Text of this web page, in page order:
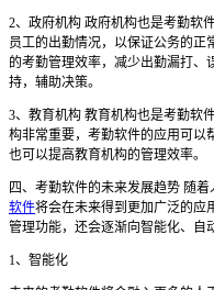
2、政府机构 政府机构也是考勤软
员工的出勤情况，以保证公务的正
的考勤管理效率，减少出勤漏打、
持，辅助决策。
3、教育机构 教育机构也是考勤软
构非常重要，考勤软件的应用可以
也可以提高教育机构的管理效率。
四、考勤软件的未来发展趋势 随
软件将会在未来得到更加广泛的应
管理功能，还会逐渐向智能化、自
1、智能化